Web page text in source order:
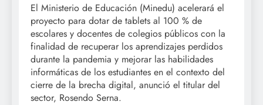
El Ministerio de Educación (Minedu) acelerará el
proyecto para dotar de tablets al 100 % de
escolares y docentes de colegios públicos con la
finalidad de recuperar los aprendizajes perdidos
durante la pandemia y mejorar las habilidades
informáticas de los estudiantes en el contexto del
cierre de la brecha digital, anunció el titular del
sector, Rosendo Serna.